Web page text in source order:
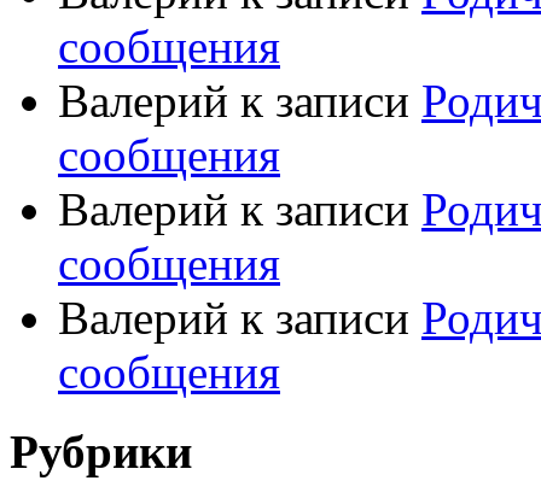
сообщения
Валерий к записи
сообщения
Валерий к записи
сообщения
Валерий к записи
сообщения
Рубрики